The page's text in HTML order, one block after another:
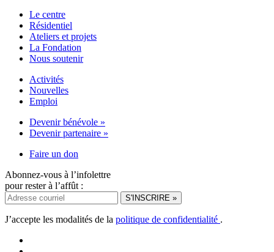
Le centre
Résidentiel
Ateliers et projets
La Fondation
Nous soutenir
Activités
Nouvelles
Emploi
Devenir bénévole »
Devenir partenaire »
Faire un don
Abonnez-vous à l’infolettre
pour rester à l’affût :
J’accepte les modalités de la politique de confidentialité .